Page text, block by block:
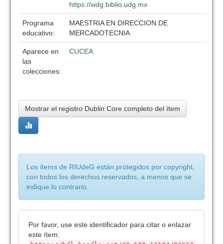
https://wdg.biblio.udg.mx
Programa
educativo:
MAESTRIA EN DIRECCION DE
MERCADOTECNIA
Aparece en
las
colecciones:
CUCEA
Mostrar el registro Dublin Core completo del ítem
Los ítems de RIUdeG están protegidos por copyright,
con todos los derechos reservados, a menos que se
indique lo contrario.
Por favor, use este identificador para citar o enlazar
este ítem: